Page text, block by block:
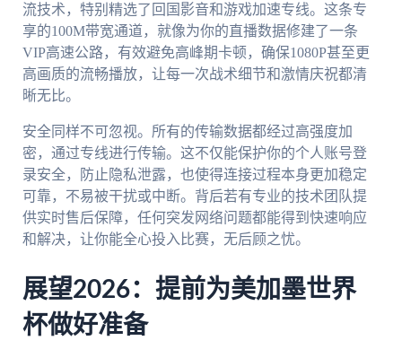
流技术，特别精选了回国影音和游戏加速专线。这条专
享的100M带宽通道，就像为你的直播数据修建了一条
VIP高速公路，有效避免高峰期卡顿，确保1080P甚至更
高画质的流畅播放，让每一次战术细节和激情庆祝都清
晰无比。
安全同样不可忽视。所有的传输数据都经过高强度加
密，通过专线进行传输。这不仅能保护你的个人账号登
录安全，防止隐私泄露，也使得连接过程本身更加稳定
可靠，不易被干扰或中断。背后若有专业的技术团队提
供实时售后保障，任何突发网络问题都能得到快速响应
和解决，让你能全心投入比赛，无后顾之忧。
展望2026：提前为美加墨世界
杯做好准备